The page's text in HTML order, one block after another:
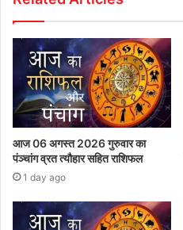
आज 06 अगस्त 2026 गुरुवार का
पंञ्चांग व्रत त्यौहार सहित राशिफल
1 day ago